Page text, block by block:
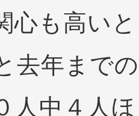
心も高い
去年まで
人中４人